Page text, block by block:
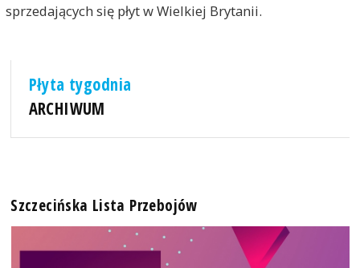
sprzedających się płyt w Wielkiej Brytanii.
Płyta tygodnia
ARCHIWUM
Szczecińska Lista Przebojów